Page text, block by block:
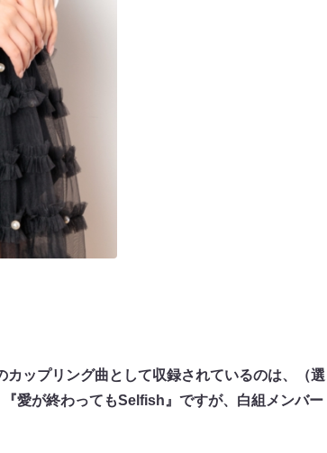
ップリング曲として収録されているのは、（選
愛が終わってもSelfish』ですが、白組メンバー